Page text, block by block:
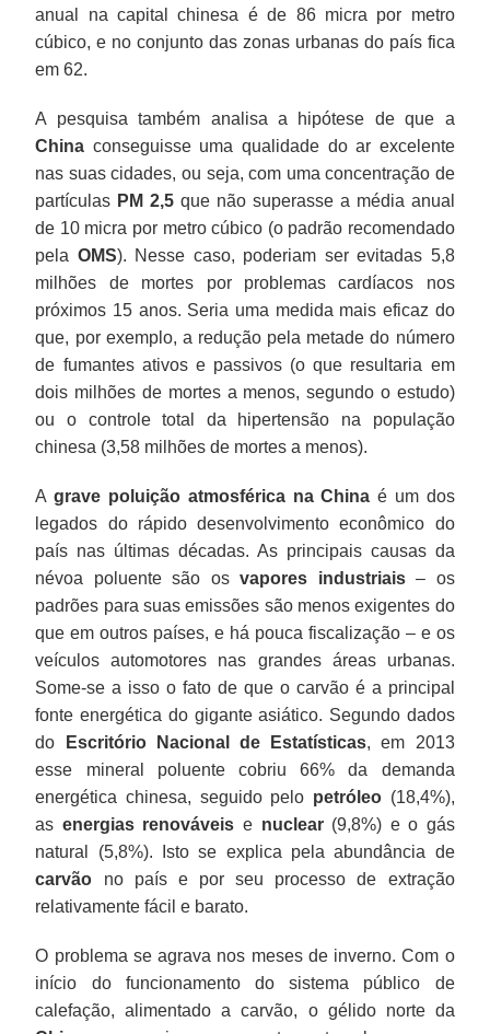
anual na capital chinesa é de 86 micra por metro
cúbico, e no conjunto das zonas urbanas do país fica
em 62.
A pesquisa também analisa a hipótese de que a
China conseguisse uma qualidade do ar excelente
nas suas cidades, ou seja, com uma concentração de
partículas PM 2,5 que não superasse a média anual
de 10 micra por metro cúbico (o padrão recomendado
pela OMS). Nesse caso, poderiam ser evitadas 5,8
milhões de mortes por problemas cardíacos nos
próximos 15 anos. Seria uma medida mais eficaz do
que, por exemplo, a redução pela metade do número
de fumantes ativos e passivos (o que resultaria em
dois milhões de mortes a menos, segundo o estudo)
ou o controle total da hipertensão na população
chinesa (3,58 milhões de mortes a menos).
Agrave poluição atmosférica na China é um dos
legados do rápido desenvolvimento econômico do
país nas últimas décadas. As principais causas da
névoa poluente são osvapores industriais– os
padrões para suas emissões são menos exigentes do
que em outros países, e há pouca fiscalização – e os
veículos automotores nas grandes áreas urbanas.
Some-se a isso o fato de que o carvão é a principal
fonte energética do gigante asiático. Segundo dados
do
Escritório Nacional de Estatísticas, em 2013
esse mineral poluente cobriu 66% da demanda
energética chinesa, seguido pelo petróleo(18,4%),
as energias renováveis e nuclear(9,8%) e o gás
natural (5,8%). Isto se explica pela abundância de
carvão no país e por seu processo de extração
relativamente fácil e barato.
O problema se agrava nos meses de inverno. Com o
início do funcionamento do sistema público de
calefação, alimentado a carvão, o gélido norte da